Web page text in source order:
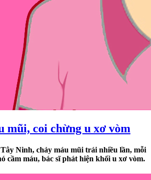
mũi, coi chừng u xơ vòm
Ninh, chảy máu mũi trái nhiều lần, mỗi
cầm máu, bác sĩ phát hiện khối u xơ vòm.